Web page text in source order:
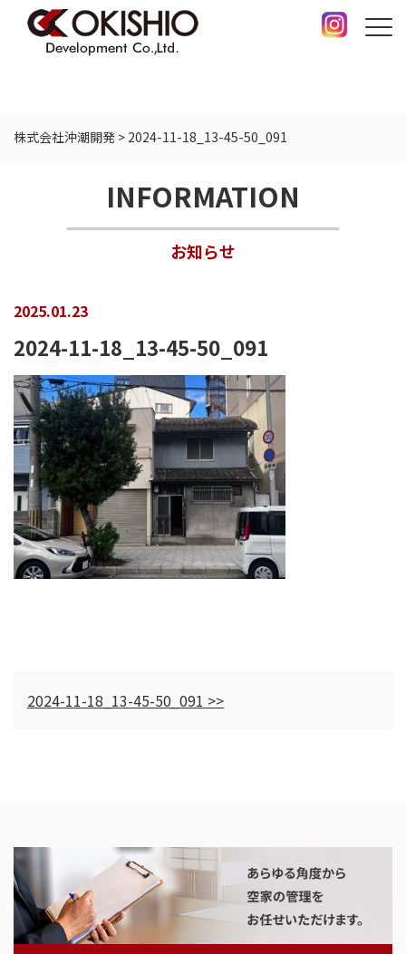
株式会社沖潮開発 > 2024-11-18_13-45-50_091
INFORMATION
お知らせ
2025.01.23
2024-11-18_13-45-50_091
2024-11-18_13-45-50_091 >>